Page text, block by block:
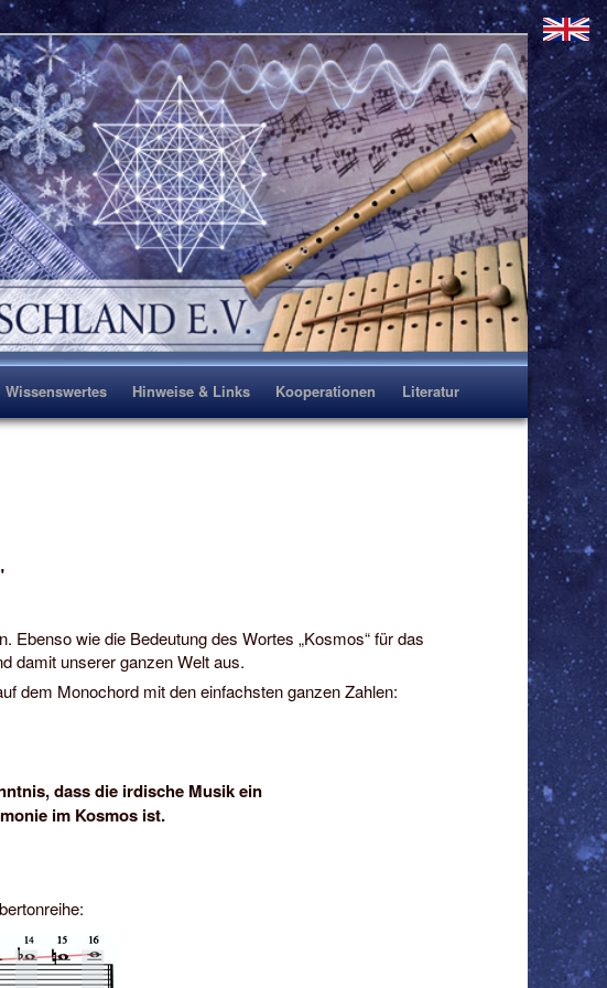
Wissenswertes Hinweise & Links Kooperationen Literatur
wie die Bedeutung des Wortes „Kosmos“ für das
damit unserer ganzen Welt aus.
dem Monochord mit den einfachsten ganzen Zahlen:
dass die irdische Musik ein
im Kosmos ist.